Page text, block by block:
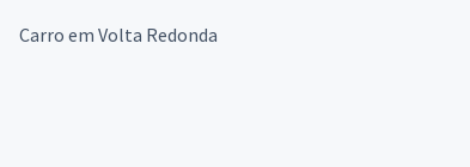
Carro em Volta Redonda